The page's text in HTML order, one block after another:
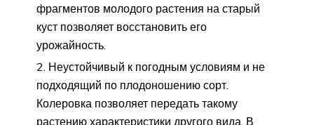
фрагментов молодого растения на старый
куст позволяет восстановить его
урожайность.
Неустойчивый к погодным условиям и не
подходящий по плодоношению сорт.
Колеровка позволяет передать такому
растению характеристики другого вида. В